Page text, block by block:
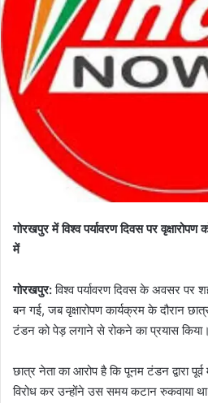
गोरखपुर में विश्व पर्यावरण दिवस पर
में
​गोरखपुर:विश्व पर्यावरण दिवस के अवसर पर
बन गई, जब वृक्षारोपण कार्यक्रम के दौरान
टंडन को पेड़ लगाने से रोकने का प्रयास किया।
छात्र नेता का आरोप है कि पूनम टंडन द्वारा
विरोध कर उन्होंने उस समय कटान रुकवाया